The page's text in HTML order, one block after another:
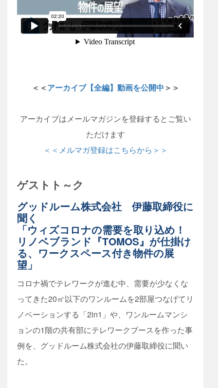
＜＜アーカイブ【全編】動画を公開中 ＞＞
アーカイブはメールマガジンを登録するとご覧い
ただけます
＜＜メルマガ登録はこちらから＞＞
ゲストト～ク
グッドルーム株式会社 伊藤取締役に
聞く
「ウィズコロナの需要を取り込め！
リノベブランド『TOMOS』が仕掛け
る、ワークスペース付き物件の展
望」
コロナ禍でテレワークが進む中、需要が少なくな
ってきた20㎡以下のワンルームを2部屋つなげてリ
ノベーションする「2in1」や、ワンルームマンシ
ョンの1階の共有部にテレワークブースを作った事
例を、グッドルーム株式会社の伊藤取締役に聞い
た。